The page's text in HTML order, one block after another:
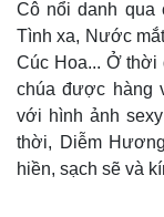
Cô nổi danh qua
Tình xa, Nước
Cúc Hoa... Ở thời
chúa được hàng
với hình ảnh
thời, Diễm
hiền, sạch sẽ và